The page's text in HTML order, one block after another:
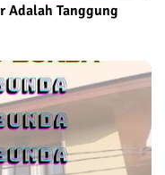
Adalah Tanggung